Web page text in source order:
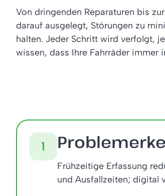
Von dringenden Reparaturen bis
darauf ausgelegt, Störungen zu
halten. Jeder Schritt wird verfolgt,
wissen, dass Ihre Fahrräder immer
1
Frühzeitige Erfassung
und Ausfallzeiten; digital